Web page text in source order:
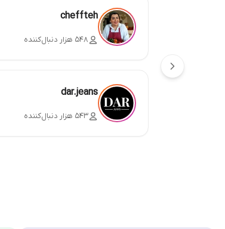
cheffteh
۵۴۸ هزار دنبال‌کننده
dar.jeans
۵۴۳ هزار دنبال‌کننده